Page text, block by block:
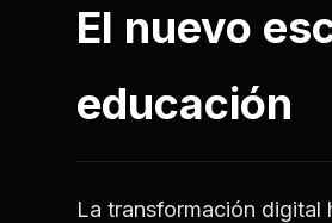
El nuevo
educación
La transformación digital